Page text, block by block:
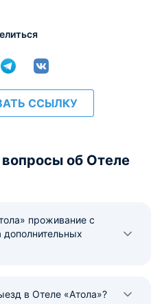
ССЫЛКУ
об Отеле
проживание с
в Отеле «Атола»?